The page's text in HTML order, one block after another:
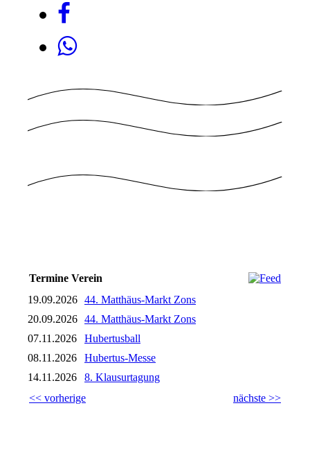
Termine Verein
19.09.2026 44. Matthäus-Markt Zons
20.09.2026 44. Matthäus-Markt Zons
07.11.2026
Hubertusball
08.11.2026
Hubertus-Messe
14.11.2026
8. Klausurtagung
<< vorherige
nächste >>